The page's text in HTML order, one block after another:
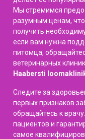
Мы стремимся
разумным ценам,
получить
если вам нужна
питомца,
ветеринарных
Haabersti
Следите за
первых признаков
обращайтесь к
пациентов и
самое